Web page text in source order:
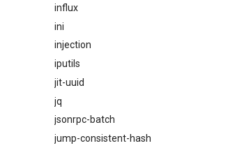
influx
ini
injection
iputils
jit-uuid
jq
jsonrpc-batch
jump-consistent-hash